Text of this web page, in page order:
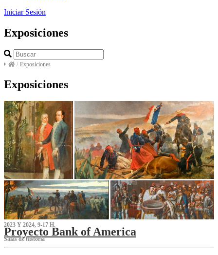
Iniciar Sesión
Exposiciones
/ Exposiciones
Exposiciones
2023 Y 2024, 9-17 H.
Proyecto Bank of America
S‌alas de historia